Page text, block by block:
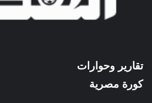
تقارير وحوارات
كورة مصرية